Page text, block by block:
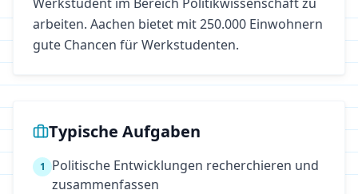
arbeiten. Aachen bietet mit 250.000 Einwohnern
gute Chancen für Werkstudenten.
Typische Aufgaben
1
Politische Entwicklungen recherchieren und
zusammenfassen